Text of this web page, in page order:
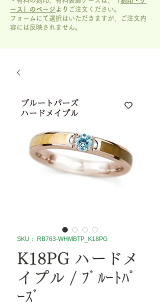
ース」のページ より ご注文ください。
フォームにて選択はいただきますが、
ご注文内
容には反映されません。
SKU： RB763-WHMBTP_K18PG
K18PG ハードメ
イプル / ﾌﾞﾙｰﾄﾊﾟ
ｰｽﾞ